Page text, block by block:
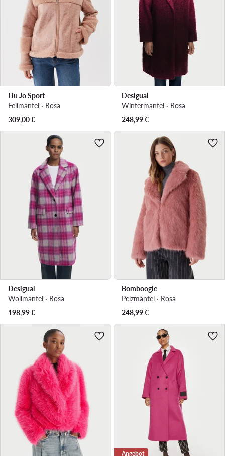
Liu Jo Sport
Fellmantel · Rosa
309,00€
Desigual
Wintermantel · Rosa
248,99€
Desigual
Wollmantel · Rosa
198,99€
Bomboogie
Pelzmantel · Rosa
248,99€
Angebot